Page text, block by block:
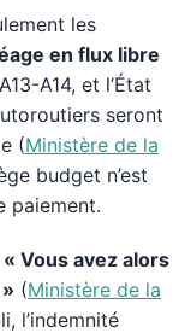
les
en flux libre
A14, et l’État
seront
(Ministère de la
budget n’est
paiement.
« Vous avez alors
(Ministère de la
l’indemnité